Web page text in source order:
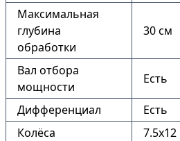
Максимальная
глубина
обработки
30 см
Вал отбора
мощности
Есть
Дифференциал
Есть
Колёса
7.5х12